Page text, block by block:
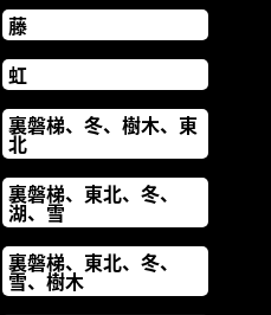
藤
虹
裏磐梯、冬、樹木、東
北
裏磐梯、東北、冬、
湖、雪
裏磐梯、東北、冬、
雪、樹木